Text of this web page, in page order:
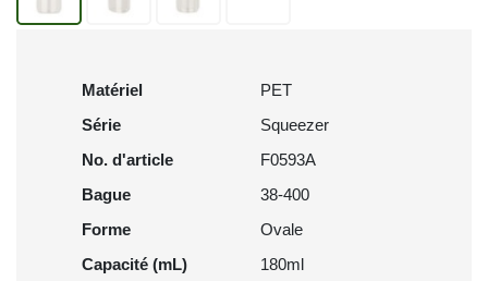
Matériel
PET
Série
Squeezer
No. d'article
F0593A
Bague
38-400
Forme
Ovale
Capacité (mL)
180ml